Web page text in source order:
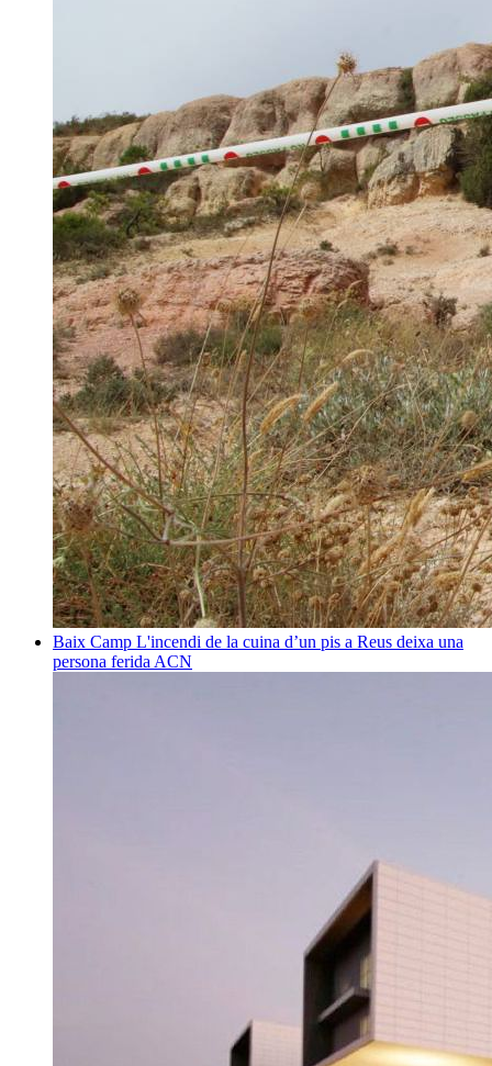
Baix Camp L'incendi de la cuina d’un pis a Reus deixa una
persona ferida ACN